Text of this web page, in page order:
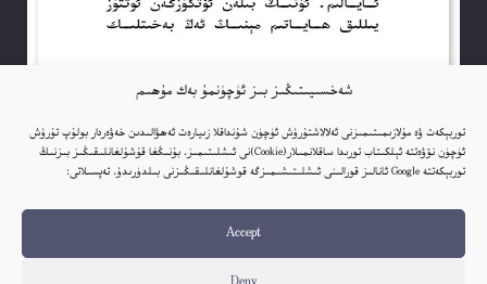
شەخسىيىتىڭىز بىز ئۈچۈنمۇ بەك مۇھىم
توربېكەت ۋە مۇلازىمىتىمىزنى ئەلالاشتۇرۇش ئۈچۈن شۇنداقلا زىيارەت ئەھۋالىدىن خەۋەردار بولۇپ تۇرۇش
ئۈچۈن نۆۋەتتە ئېلكىتاب تورىدا ساقلانمىلار(Cookie)نى ئىشلىتىمىز. بۇنىڭغا قۇشۇلغانلىقىڭىز بىزنىڭ
توربېكەتتە Google ئانالىز قورالىنى ئىشلىتىشىمىزگە قوشۇلغانلىقىڭىزنى بىلدۈرىدۇ. تەپسىلاتى:
Accept
ھاراملىق (ئايشەم ئىسمايىل تەبەسسۇم) – يانفون نۇسخا
Choghluq